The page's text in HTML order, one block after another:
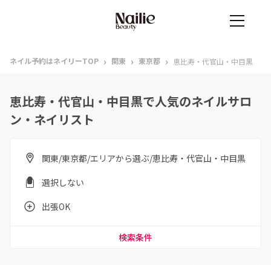
ネイル予約はネイリーTOP › 関東 › 東京都 › 恵比寿・代官山・中目黒
恵比寿・代官山・中目黒で人気のネイルサロ
ン・ネイリスト
関東/東京都/エリアから選ぶ/恵比寿・代官山・中目黒
選択しない
出張OK
検索条件